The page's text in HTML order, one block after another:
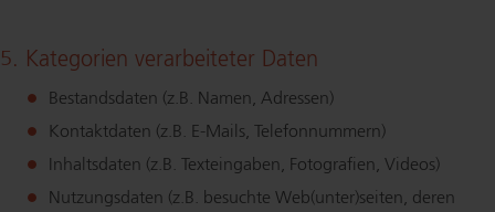
5. Kategorien verarbeiteter Daten
Bestandsdaten (z.B. Namen, Adressen)
Kontaktdaten (z.B. E-Mails, Te­le­fon­num­mern)
Inhaltsdaten (z.B. Texteingaben, Fotografien, Videos)
Nutzungsdaten (z.B. besuchte Web(unter)seiten, deren